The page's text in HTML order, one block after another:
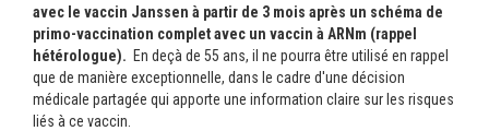
avec le vaccin Janssen à partir de 3 mois après un schéma de
primo-vaccination complet avec un vaccin à ARNm (rappel
hétérologue). En deçà de 55 ans, il ne pourra être utilisé en rappel
que de manière exceptionnelle, dans le cadre d'une décision
médicale partagée qui apporte une information claire sur les risques
liés à ce vaccin.